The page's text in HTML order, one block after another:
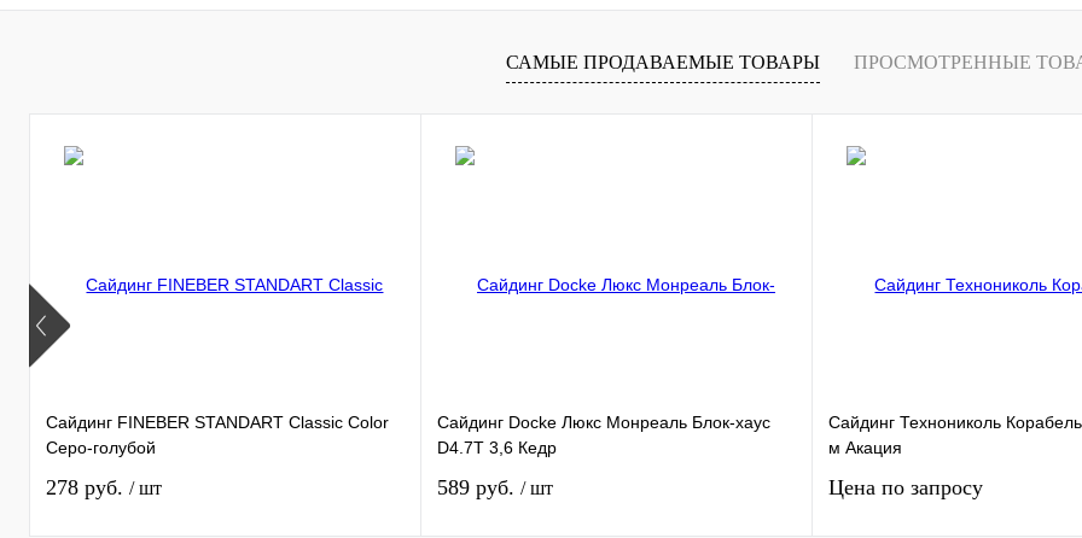
Купить в 1 клик К сравнению Купить в 1 клик К сравнению
САМЫЕ ПРОДАВАЕМЫЕ ТОВАРЫ ПРОСМОТРЕННЫЕ
Cайдинг FINEBER STANDART Classic Color
Серо-голубой
278 руб. / шт
Сайдинг Docke Люкс Монреаль Блок-хаус
D4.7T 3,6 Кедр
589 руб. / шт
Сайдинг Технониколь
м Акация
Цена по запросу